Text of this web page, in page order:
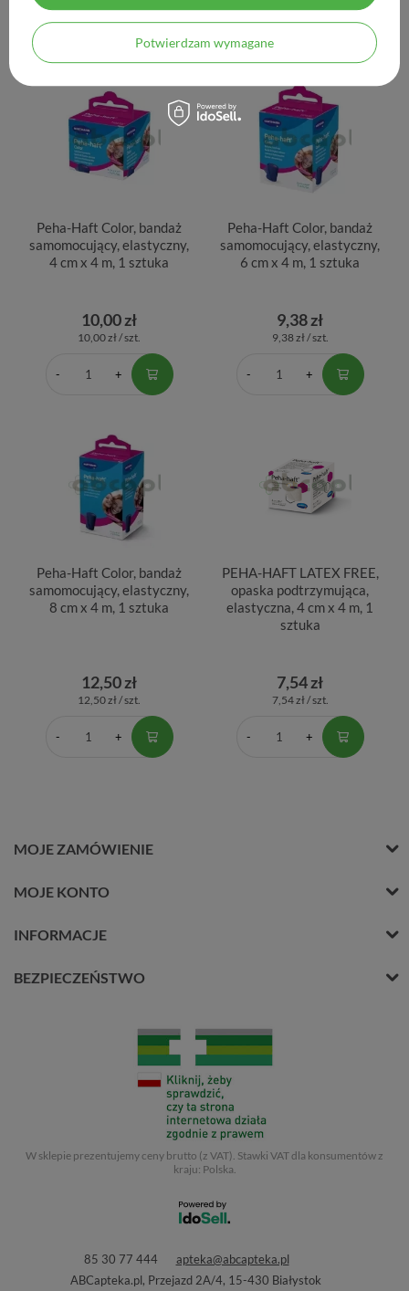
Peha-Haft Color, bandaż
samomocujący, elastyczny,
4 cm x 4 m, 1 sztuka
10,00 zł
10,00 zł / szt.
Peha-Haft Color, bandaż
samomocujący, elastyczny,
6 cm x 4 m, 1 sztuka
9,38 zł
9,38 zł / szt.
Peha-Haft Color, bandaż
samomocujący, elastyczny,
8 cm x 4 m, 1 sztuka
12,50 zł
12,50 zł / szt.
PEHA-HAFT LATEX FREE,
opaska podtrzymująca,
elastyczna, 4 cm x 4 m, 1
sztuka
7,54 zł
7,54 zł / szt.
MOJE ZAMÓWIENIE
MOJE KONTO
INFORMACJE
BEZPIECZEŃSTWO
W sklepie prezentujemy ceny brutto (z VAT). Stawki VAT dla konsumentów z
kraju: Polska.
85 30 77 444
apteka@abcapteka.pl
ABCapteka.pl, Przejazd 2A/4, 15-430 Białystok
Potwierdzam wymagane